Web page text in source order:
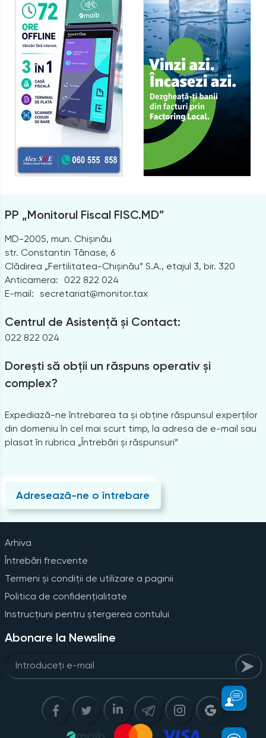
PP „Monitorul Fiscal FISC.MD”
MD-2005, mun. Chișinău
str. Constantin Tănase, 6
Clădirea „Fertilitatea-Chișinău” S.A., etajul 3, bir. 320
Anticamera:
022 822 024
E-mail: secretariat@monitor.tax
Centrul de Asistență și Contact:
022 822 024
Dorești să obții un răspuns operativ și
complex?
Expediază-ne întrebarea ta și obține răspunsul experților
din domeniu în cel mai scurt timp, la adresa de e-mail sau
plasat în rubrica „Întrebări și răspunsuri”
Adresează-ne o întrebare
Arhiva
Întrebări frecvente
Termeni și condiții de utilizare a paginii
Politica de confidențialitate
Instrucțiuni pentru ștergerea contului
Abonare la Newsline